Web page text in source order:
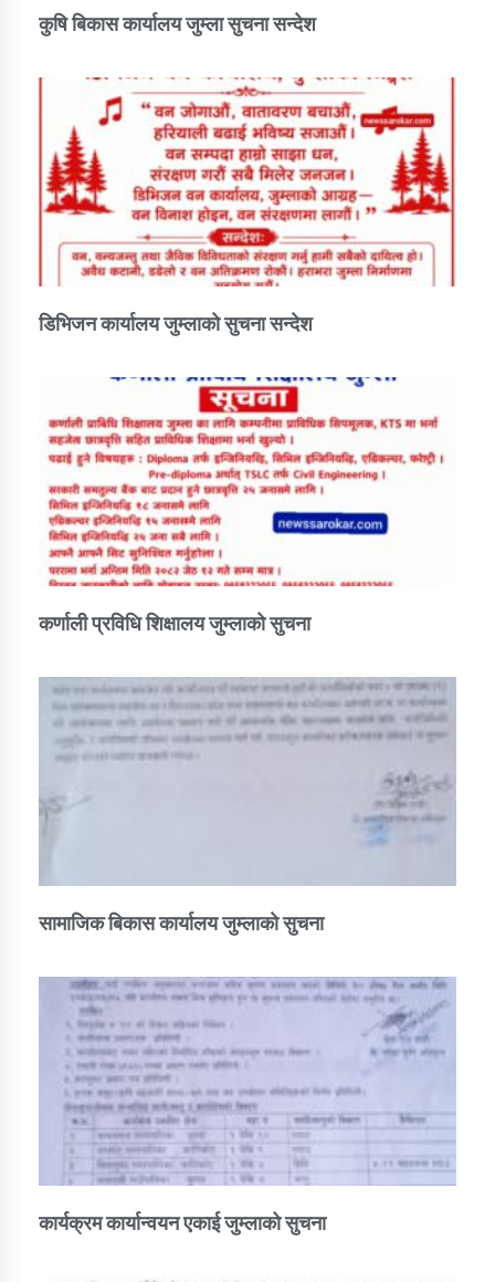
कुषि बिकास कार्यालय जुम्ला सुचना सन्देश
डिभिजन कार्यालय जुम्लाको सुचना सन्देश
कर्णाली प्रविधि शिक्षालय जुम्लाको सुचना
सामाजिक बिकास कार्यालय जुम्लाकाे सुचना
कार्यक्रम कार्यान्वयन एकाई जुम्लाको सुचना